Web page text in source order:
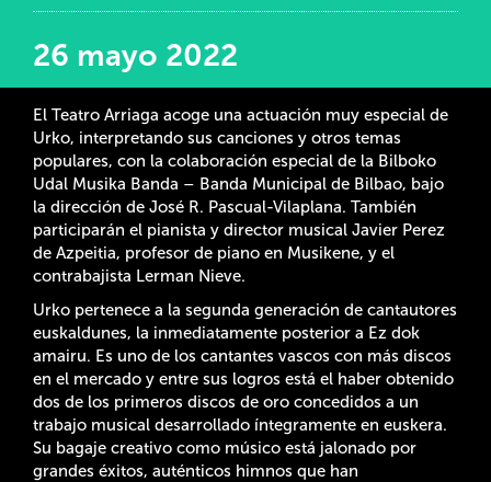
26 mayo 2022
El Teatro Arriaga acoge una actuación muy especial de
Urko, interpretando sus canciones y otros temas
populares, con la colaboración especial de la Bilboko
Udal Musika Banda – Banda Municipal de Bilbao, bajo
la dirección de José R. Pascual-Vilaplana. También
participarán el pianista y director musical Javier Perez
de Azpeitia, profesor de piano en Musikene, y el
contrabajista Lerman Nieve.
Urko pertenece a la segunda generación de cantautores
euskaldunes, la inmediatamente posterior a Ez dok
amairu. Es uno de los cantantes vascos con más discos
en el mercado y entre sus logros está el haber obtenido
dos de los primeros discos de oro concedidos a un
trabajo musical desarrollado íntegramente en euskera.
Su bagaje creativo como músico está jalonado por
grandes éxitos, auténticos himnos que han